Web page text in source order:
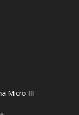
Micro III –